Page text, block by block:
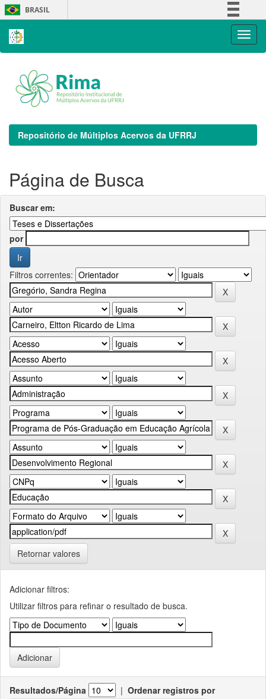
Skip
navigation
BRASIL
Repositório de Múltiplos Acervos da UFRRJ
Página de Busca
Buscar em:
por
Filtros correntes:
Retornar valores
Adicionar filtros:
Utilizar filtros para refinar o resultado de busca.
Resultados/Página | Ordenar registros por